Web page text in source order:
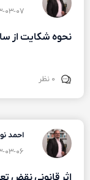
۱۴۰۳-
نحوه شکایت از
۰ نظر
احمد
۱۴۰۳-